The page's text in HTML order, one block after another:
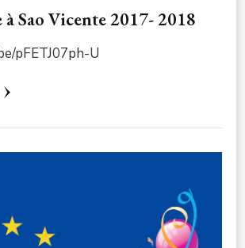
Sao Vicente 2017- 2018
pFETJ07ph-U